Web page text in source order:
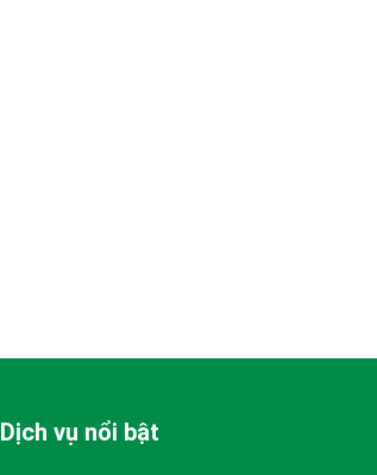
Dịch vụ nổi bật